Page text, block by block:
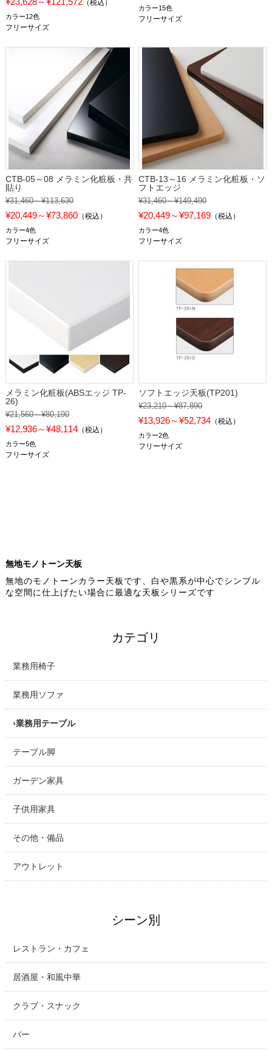
（税込）
カラー12色
フリーサイズ
カラー15色
フリーサイズ
CTB-05～08 メラミン化粧板・共
貼り
¥31,460～¥113,630
¥20,449～¥73,860（税込）
カラー4色
フリーサイズ
CTB-13～16 メラミン化粧板・ソ
フトエッジ
¥31,460～¥149,490
¥20,449～¥97,169 （税込）
カラー4色
フリーサイズ
メラミン化粧板(ABSエッジ TP-
26)
¥21,560～¥80,190
¥12,936～¥48,114（税込）
カラー5色
フリーサイズ
ソフトエッジ天板(TP201)
¥23,210～¥87,890
¥13,926～¥52,734 （税込）
カラー2色
フリーサイズ
無地モノトーン天板
無地のモノトーンカラー天板です、白や黒系が中心でシンプル
な空間に仕上げたい場合に最適な天板シリーズです
カテゴリ
業務用椅子
業務用ソファ
業務用テーブル
テーブル脚
ガーデン家具
子供用家具
その他・備品
アウトレット
シーン別
レストラン・カフェ
居酒屋・和風中華
クラブ・スナック
バー